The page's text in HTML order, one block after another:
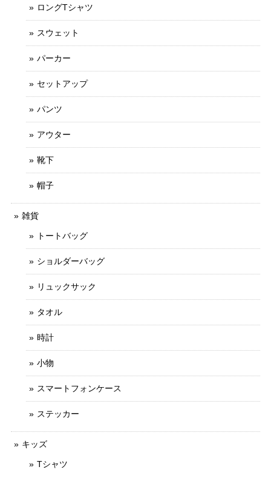
ロングTシャツ
スウェット
パーカー
セットアップ
パンツ
アウター
靴下
帽子
雑貨
トートバッグ
ショルダーバッグ
リュックサック
タオル
時計
小物
スマートフォンケース
ステッカー
キッズ
Tシャツ